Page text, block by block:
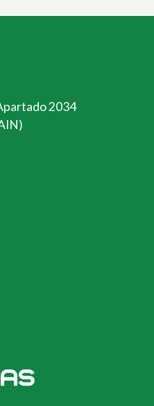
2034